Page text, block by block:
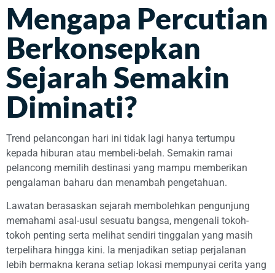
Mengapa Percutian
Berkonsepkan
Sejarah Semakin
Diminati?
Trend pelancongan hari ini tidak lagi hanya tertumpu
kepada hiburan atau membeli-belah. Semakin ramai
pelancong memilih destinasi yang mampu memberikan
pengalaman baharu dan menambah pengetahuan.
Lawatan berasaskan sejarah membolehkan pengunjung
memahami asal-usul sesuatu bangsa, mengenali tokoh-
tokoh penting serta melihat sendiri tinggalan yang masih
terpelihara hingga kini. Ia menjadikan setiap perjalanan
lebih bermakna kerana setiap lokasi mempunyai cerita yang